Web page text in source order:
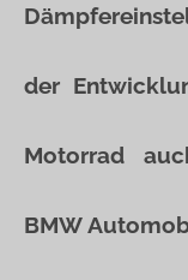
der
Motorrad
BMW